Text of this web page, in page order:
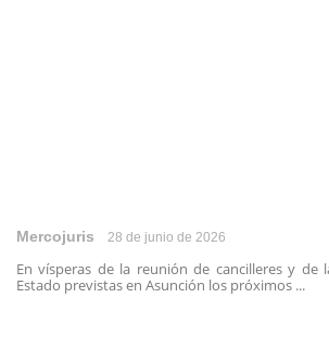
Mercojuris 28 de junio de 2026
En vísperas de la reunión de cancilleres y de
Estado previstas en Asunción los próximos ...